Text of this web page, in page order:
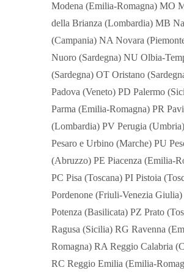
Modena (Emilia-Romagna) MO
della Brianza (Lombardia) MB
(Campania) NA Novara
Nuoro (Sardegna) NU Olbia-
(Sardegna) OT Oristano
Padova (Veneto) PD Palermo
Parma (Emilia-Romagna) PR
(Lombardia) PV Perugia
Pesaro e Urbino (Marche) PU
(Abruzzo) PE Piacenza (Emilia-
PC Pisa (Toscana) PI Pistoia
Pordenone (Friuli-Venezia Giulia)
Potenza (Basilicata) PZ Prato
Ragusa (Sicilia) RG Ravenna
Romagna) RA Reggio Calabria
RC Reggio Emilia (Emilia-